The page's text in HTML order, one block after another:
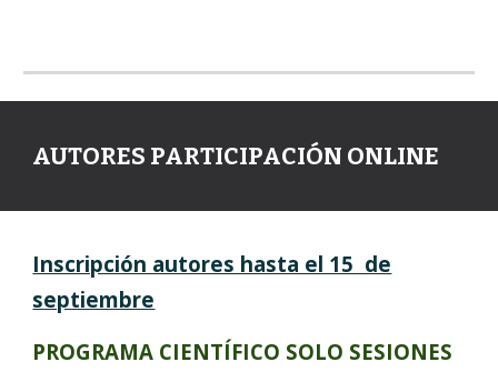
AUTORES PARTICIPACIÓN ONLINE
Inscripción autores hasta el 15 de
septiembre
PROGRAMA CIENTÍFICO SOLO SESIONES